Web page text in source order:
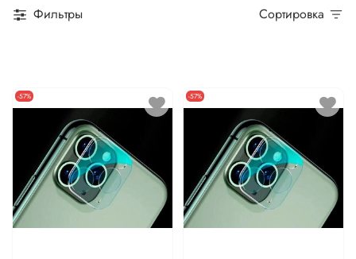
Фильтры Сортировка
-57% -57%